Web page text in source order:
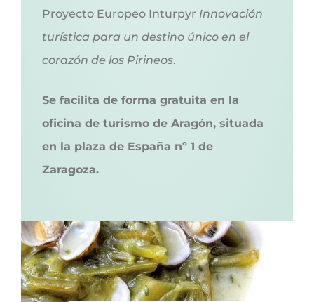
Proyecto Europeo Inturpyr Innovación
turística para un destino único en el
corazón de los Pirineos.
Se facilita de forma gratuita en la
oficina de turismo de Aragón, situada
en la plaza de España nº 1 de
Zaragoza.